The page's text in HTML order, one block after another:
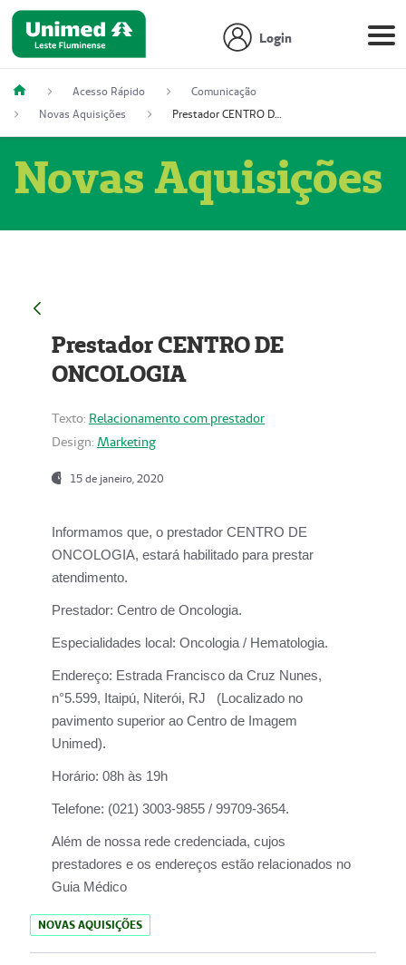
Login
Acesso Rápido
Comunicação
Novas Aquisições
Prestador CENTRO DE ONCOLOGIA
Novas Aquisições
Prestador CENTRO DE
ONCOLOGIA
Texto: Relacionamento com prestador
Design: Marketing
15 de janeiro, 2020
Informamos que, o prestador CENTRO DE
ONCOLOGIA, estará habilitado para prestar
atendimento.
Prestador: Centro de Oncologia.
Especialidades local: Oncologia / Hematologia.
Endereço: Estrada Francisco da Cruz Nunes,
n°5.599, Itaipú, Niterói, RJ (Localizado no
pavimento superior ao Centro de Imagem
Unimed).
Horário: 08h às 19h
Telefone: (021) 3003-9855 / 99709-3654.
Além de nossa rede credenciada, cujos
prestadores e os endereços estão relacionados no
Guia Médico
NOVAS AQUISIÇÕES